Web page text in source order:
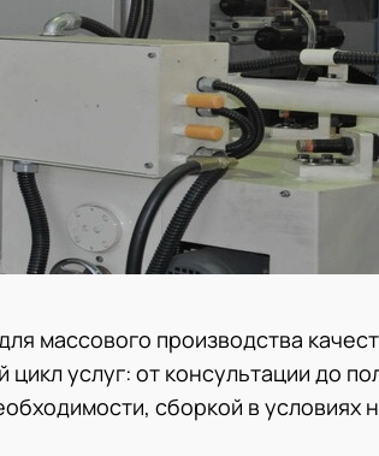
массового производства
услуг: от консультации до
сборкой в условиях